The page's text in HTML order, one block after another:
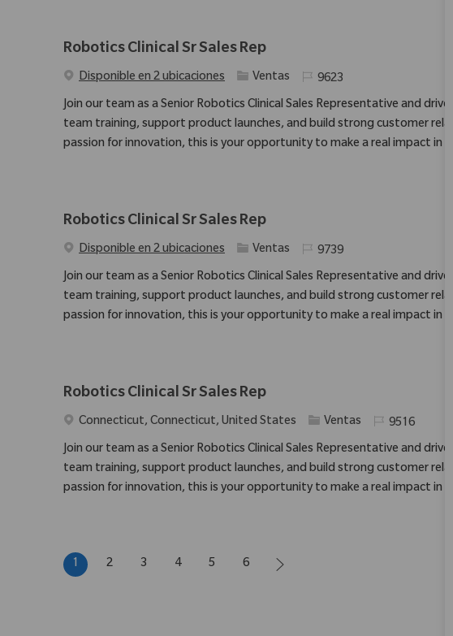
Robotics Clinical Sr Sales Rep
Disponible en 2 ubicaciones Categoría
Ventas Identificación requerida
9623
Join our team as a Senior Robotics Clinical Sales Representative and
team training, support product launches, and build strong customer
passion for innovation, this is your opportunity to make a real impact in
Robotics Clinical Sr Sales Rep
Disponible en 2 ubicaciones Categoría
Ventas Identificación requerida
9739
Join our team as a Senior Robotics Clinical Sales Representative and
team training, support product launches, and build strong customer
passion for innovation, this is your opportunity to make a real impact in
Robotics Clinical Sr Sales Rep
Ubicación
Connecticut, Connecticut, United States Categoría
Ventas Identificación
9516
Join our team as a Senior Robotics Clinical Sales Representative and
team training, support product launches, and build strong customer
passion for innovation, this is your opportunity to make a real impact in
1 2 3 4 5 6